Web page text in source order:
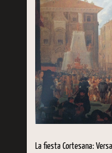
La fiesta Cortesana: